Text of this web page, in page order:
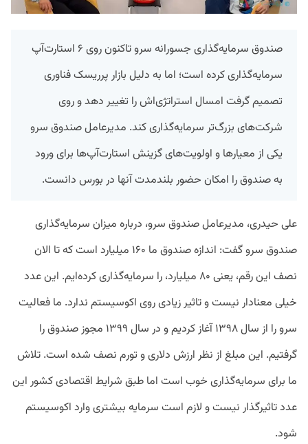
صندوق سرمایه‌گذاری جسورانه سرو تاکنون روی ۶ استارت‌آپ
سرمایه‌گذاری کرده است؛ اما به‌ دلیل بازار پرریسک فناوری
تصمیم گرفت امسال استراتژی‌اش را تغییر دهد و روی
شرکت‌های بزرگ‌تر سرمایه‌گذاری کند. مدیرعامل صندوق سرو
یکی از معیارها و اولویت‌های گزینش استارت‌آپ‌ها برای ورود
به صندوق را امکان حضور بلندمدت آنها در بورس دانست.
علی حیدری، مدیرعامل صندوق سرو، درباره میزان سرمایه‌گذاری
صندوق سرو گفت: اندازه صندوق ما ۱۶۰ میلیارد است که تا الان
نصف این رقم، یعنی ۸۰ میلیارد، را سرمایه‌گذاری کرده‌ایم. این عدد
خیلی معنادار نیست و تاثیر زیادی روی اکوسیستم ندارد. ما فعالیت
سرو را از سال ۱۳۹۸ آغاز کردیم و در سال ۱۳۹۹ مجوز صندوق را
گرفتیم. این مبلغ از نظر ارزش دلاری و تورم نصف شده است. تلاش
ما برای سرمایه‌گذاری خوب است اما طبق شرایط اقتصادی کشور این
عدد تاثیرگذار نیست و لازم است سرمایه بیشتری وارد اکوسیستم
شود.